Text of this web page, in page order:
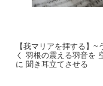
【我マリアを拝する】~
く 羽根の震える羽音を
に 聞き耳立てさせる